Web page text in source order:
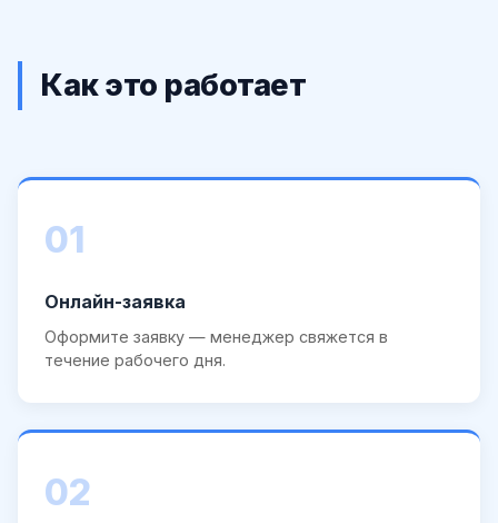
Как это работает
01
Онлайн-заявка
Оформите заявку — менеджер свяжется в
течение рабочего дня.
02